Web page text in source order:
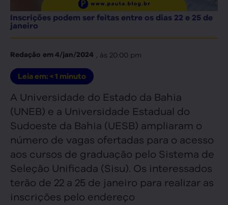
Inscrições podem ser feitas entre os dias 22 e 25 de
janeiro
Redação em4/jan/2024 , às 20:00 pm
Leia em: < 1 minuto
A Universidade do Estado da Bahia
(UNEB) e a Universidade Estadual do
Sudoeste da Bahia (UESB) ampliaram o
número de vagas ofertadas para o acesso
aos cursos de graduação pelo Sistema de
Seleção Unificada (Sisu). Os interessados
terão de 22 a 25 de janeiro para realizar as
inscrições pelo endereço